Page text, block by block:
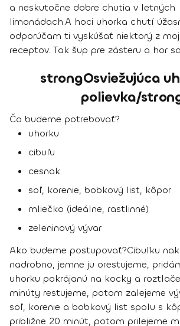
a neskutočne dobre chutia v letných
limonádach.A hoci uhorka chutí
odporúčam ti vyskúšať niektorý z
receptov. Tak šup pre zásteru a hor
strongOsviežujúca
polievka/
Čo budeme potrebovať?
uhorku
cibuľu
cesnak
soľ, korenie, bobkový list, kôpor
mliečko (ideálne, rastlinné)
zeleninový vývar
Ako budeme postupovať?Cibuľku
nadrobno, jemne ju orestujeme,
uhorku pokrájanú na kocky a
minúty restujeme, potom zalejeme
soľ, korenie a bobkový list spolu s
približne 20 minút, potom prilejeme